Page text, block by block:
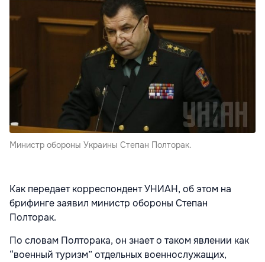
Министр обороны Украины Степан Полторак.
Как передает корреспондент УНИАН, об этом на
брифинге заявил министр обороны Степан
Полторак.
По словам Полторака, он знает о таком явлении как
“военный туризм” отдельных военнослужащих,